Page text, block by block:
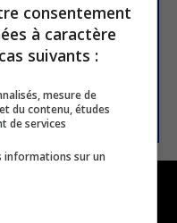
consentement
à caractère
suivants :
mesure de
du contenu, études
de services
informations sur un